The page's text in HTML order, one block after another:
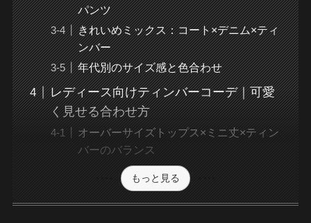
パンツ
きれいめミックス：コート×デニム×ティ
ンバー
年代別のサイズ感と色合わせ
レディース向けティンバーコーデ｜可愛
く見せる合わせ方
オーバーサイズトップス×ミニ丈×ティン
バーのバランス
もっと見る